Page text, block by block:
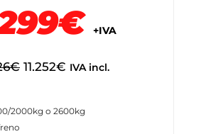
+IVA
€ 11.252€ IVA incl.
2000kg o 2600kg